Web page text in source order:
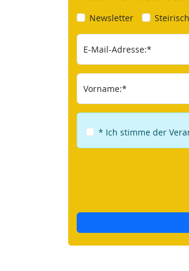
Newsletter
E-Mail-Adresse:*
Vorname:*
* Ich stimme der